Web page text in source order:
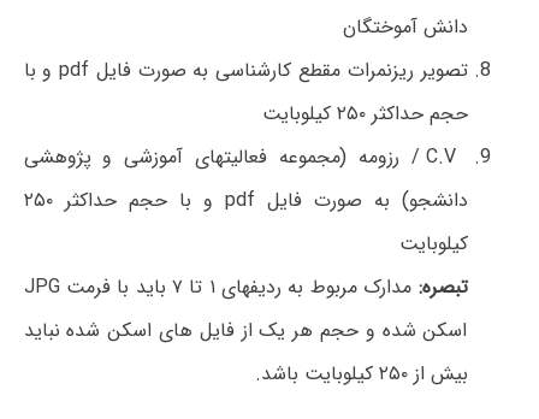
دانش آموختگان
تصویر ریزنمرات مقطع کارشناسی به صورت فایل pdf و با
حجم حداکثر ۲۵۰ کیلوبایت
C.V / رزومه (مجموعه فعالیتهای آموزشی و پژوهشی
دانشجو) به صورت فایل pdf و با حجم حداکثر ۲۵۰
کیلوبایت
تبصره:
مدارک مربوط به ردیفهای ۱ تا ۷ باید با فرمت JPG
اسکن شده و حجم هر یک از فایل های اسکن شده نباید
بیش از ۲۵۰ کیلوبایت باشد.